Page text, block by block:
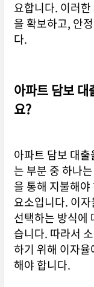
요합니다. 이러
을 확보하고, 안
다.
아파트 담보 대
요?
아파트 담보 대
는 부분 중 하나
을 통해 지불해
요소입니다. 이
선택하는 방식에
습니다. 따라서
하기 위해 이자
해야 합니다.